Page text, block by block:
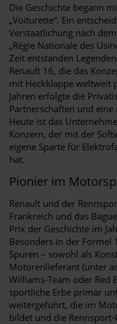
Die Geschichte begann
„Voiturette“. Ein
Verstaatlichung nach
„Régie Nationale des
Zeit entstanden
Renault 16, die das
mit Heckklappe weltweit
Jahren erfolgte die
Partnerschaften und
Heute ist das
Konzern, der mit der
eigene Sparte für
hat.
Pionier im
Renault und der
Frankreich und das
Prix der Geschichte im
Besonders in der Formel
Spuren – sowohl als
Motorenlieferant (unter
Williams-Team oder Red
sportliche Erbe primär
weitergeführt, die im
bildet und die